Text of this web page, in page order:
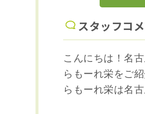
スタッフコ
こんにちは！名
らもーれ栄をご紹
らもーれ栄は名